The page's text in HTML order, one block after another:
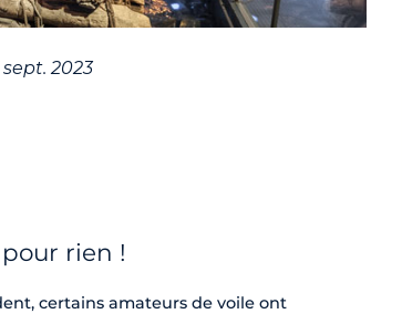
sept. 2023
rien !
certains amateurs de voile ont